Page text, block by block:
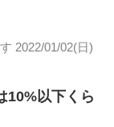
2022/01/02(日)
10%以下くら